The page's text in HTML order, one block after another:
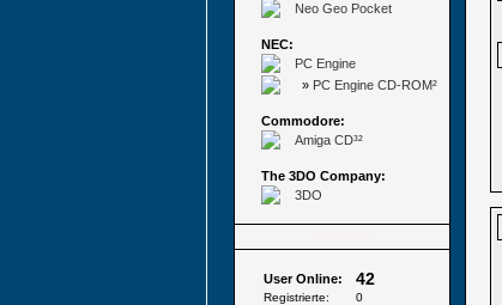
Neo Geo Pocket
NEC:
PC Engine
» PC Engine CD-ROM²
Commodore:
Amiga CD³²
The 3DO Company:
3DO
User Online: 42
Registrierte:
0